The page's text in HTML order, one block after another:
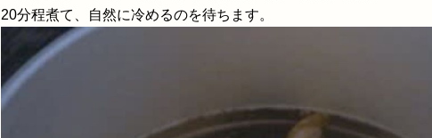
20分程煮て、自然に冷めるのを待ちます。